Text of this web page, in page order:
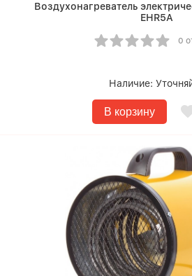
Воздухонагреватель
EHR5A
0
Наличие:
В корзину